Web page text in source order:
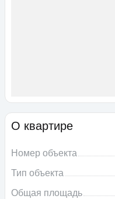
О квартире
Номер объекта
Тип объекта
Общая площадь